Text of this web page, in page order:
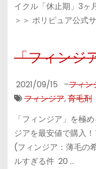
イクル「休止期」3ヶ
＞＞ ポリピュア公式
「フィンジ
2021/09/15 –フィン
フィンジア,育毛剤
「フィンジア」を極
ジアを最安値で購入
(フィンジア：薄毛の
ルすぎる件 20 …